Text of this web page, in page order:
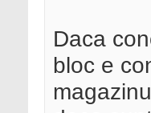
Daca
bloc e